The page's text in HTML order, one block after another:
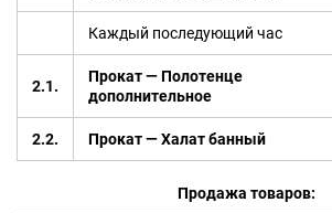
Каждый последующий час
2.1.
Прокат — Полотенце
дополнительное
2.2. Прокат — Халат банный
Продажа товаров: